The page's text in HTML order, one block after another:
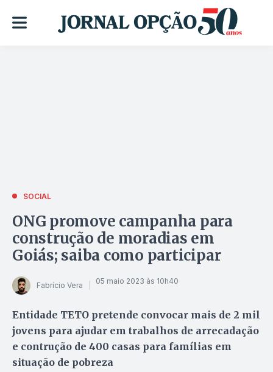
SOCIAL
ONG promove campanha para
construção de moradias em
Goiás; saiba como participar
Fabrício Vera 05 maio 2023 às 10h40
Entidade TETO pretende convocar mais de 2 mil
jovens para ajudar em trabalhos de arrecadação
e contrução de 400 casas para famílias em
situação de pobreza